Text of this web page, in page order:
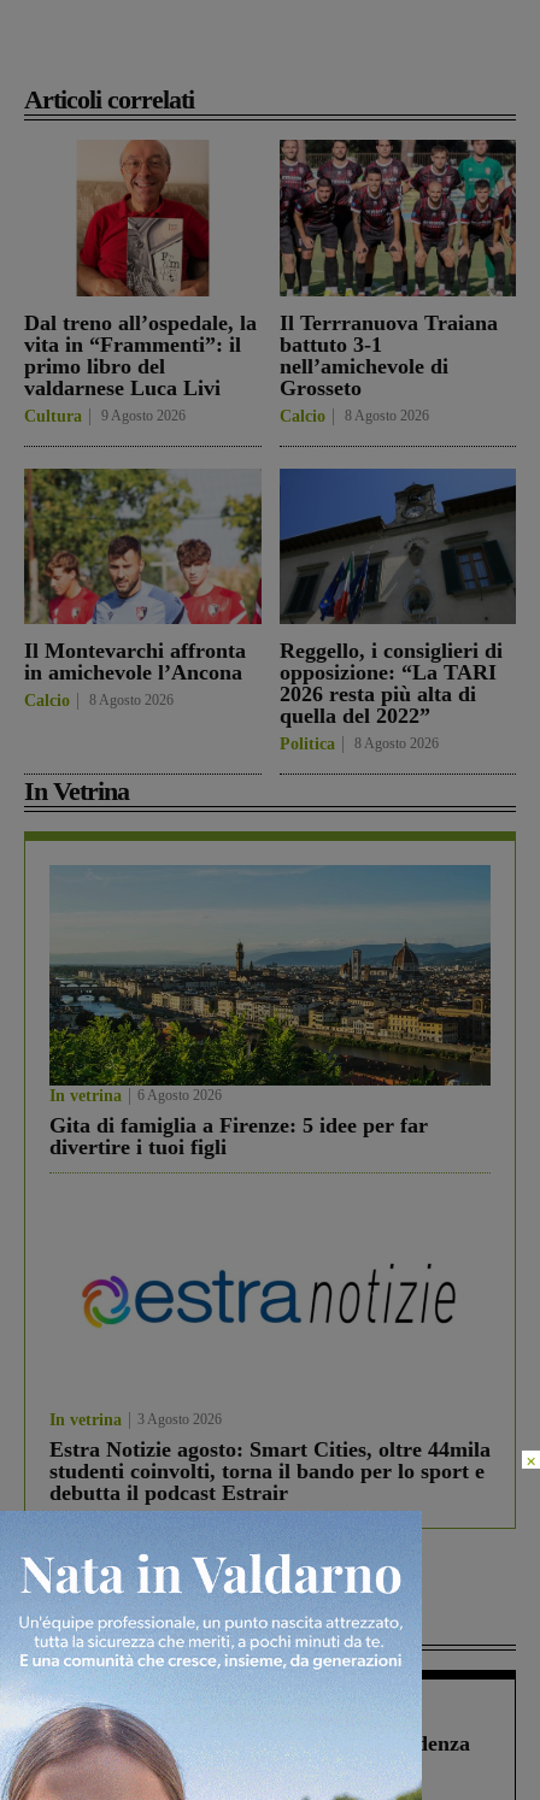
Articoli correlati
Dal treno all’ospedale, la
vita in “Frammenti”: il
primo libro del
valdarnese Luca Livi
Cultura 9 Agosto 2026
Il Terrranuova Traiana
battuto 3-1
nell’amichevole di
Grosseto
Calcio 8 Agosto 2026
Il Montevarchi affronta
in amichevole l’Ancona
Calcio 8 Agosto 2026
Reggello, i consiglieri di
opposizione: “La TARI
2026 resta più alta di
quella del 2022”
Politica 8 Agosto 2026
In Vetrina
In vetrina 6 Agosto 2026
Gita di famiglia a Firenze: 5 idee per far
divertire i tuoi figli
In vetrina 3 Agosto 2026
Estra Notizie agosto: Smart Cities, oltre 44mila
studenti coinvolti, torna il bando per lo sport e
debutta il podcast Estrair
Più lette
Figline Incisa Valdarno 1 Agosto 2026
Piscina di Figline finanziata oltre la scadenza
Pnrr, il gruppo di Fratelli d’Italia: “Un
ringraziamento al Governo”
×